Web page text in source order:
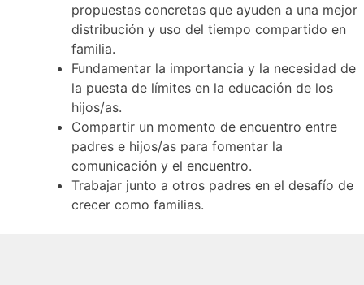
propuestas concretas que ayuden a una mejor
distribución y uso del tiempo compartido en
familia.
Fundamentar la importancia y la necesidad de
la puesta de límites en la educación de los
hijos/as.
Compartir un momento de encuentro entre
padres e hijos/as para fomentar la
comunicación y el encuentro.
Trabajar junto a otros padres en el desafío de
crecer como familias.